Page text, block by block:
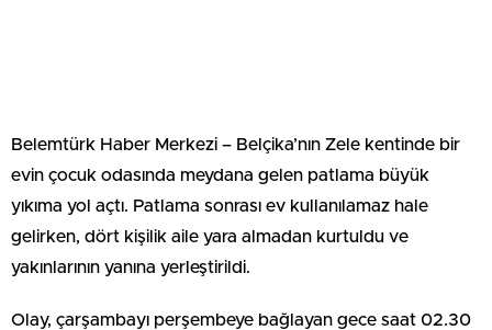
Belemtürk Haber Merkezi – Belçika’nın Zele kentinde bir
evin çocuk odasında meydana gelen patlama büyük
yıkıma yol açtı. Patlama sonrası ev kullanılamaz hale
gelirken, dört kişilik aile yara almadan kurtuldu ve
yakınlarının yanına yerleştirildi.
Olay, çarşambayı perşembeye bağlayan gece saat 02.30